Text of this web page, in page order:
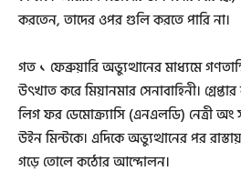
করতেন, তাদের ওপর গুলি করতে পারি না।
গত ১ ফেব্রুয়ারি অভ্যুত্থানের মাধ্যমে
উৎখাত করে মিয়ানমার সেনাবাহিনী।
লিগ ফর ডেমোক্র্যাসি (এনএলডি) নেত্রী অং
উইন মিন্টকে। এদিকে অভ্যুত্থানের পর
গড়ে তোলে কঠোর আন্দোলন।